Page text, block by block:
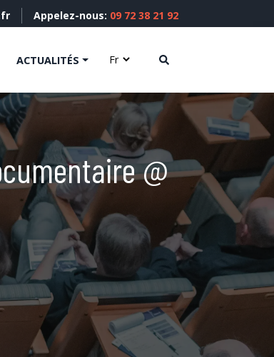
Appelez-nous: 09 72 38 21 92
ACTUALITÉS
@